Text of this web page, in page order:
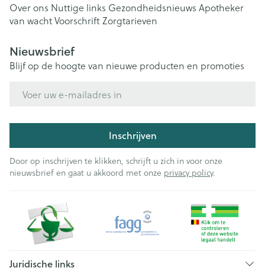
Over ons Nuttige links Gezondheidsnieuws Apotheker
van wachtVoorschriftZorgtarieven
Nieuwsbrief
Blijf op de hoogte van nieuwe producten en promoties
Inschrijven
Door op inschrijven te klikken, schrijft u zich in voor onze
nieuwsbrief en gaat u akkoord met onze privacy policy.
Juridische links